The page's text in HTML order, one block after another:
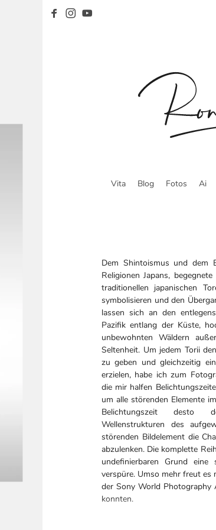
Vita Blog Fotos Ai
Dem Shintoismus und dem
Religionen Japans,
traditionellen japanischen
symbolisieren und den
lassen sich an den
Pazifik entlang der Küste,
unbewohnten Wäldern
Seltenheit. Um jedem Torii
zu geben und gleichzeitig
erzielen, habe ich zum
die mir halfen
um alle störenden Elemente
Belichtungszeit desto
Wellenstrukturen des
störenden Bildelement die
abzulenken. Die komplette
undefinierbaren Grund
verspüre. Umso mehr freut es
der Sony World Photography
konnten.